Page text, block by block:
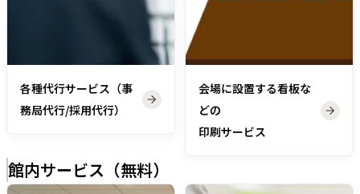
各種代行サービス （事
務局代行/採用代行）
会場に設置する看板な
どの
印刷サービス
館内サービス（無料）